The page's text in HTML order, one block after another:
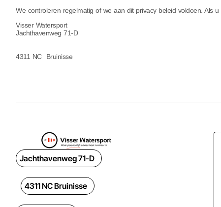
We controleren regelmatig of we aan dit privacy beleid voldoen. Als
Visser Watersport
Jachthavenweg 71-D
4311 NC Bruinisse
Jachthavenweg 71-D
4311 NC Bruinisse